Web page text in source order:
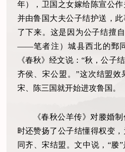
年），卫国之女嫁给陈宣公作
并由鲁国大夫公子结护送，
了下来。这是因为公子结擅
——笔者注）城县西北的鄄
《春秋》经文说：“秋，公子
齐侯、宋公盟。”这次结盟效
宋、陈三国就开始进攻鲁国。
《春秋公羊传》对媵婚
时还赞扬了公子结懂得权变
同齐、宋结盟。文中说，“媵